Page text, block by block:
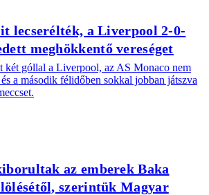
lecserélték, a Liverpool 2-0-
meghökkentő vereséget
két góllal a Liverpool, az AS Monaco nem
a második félidőben sokkal jobban játszva
az emberek Baka
szerintük Magyar